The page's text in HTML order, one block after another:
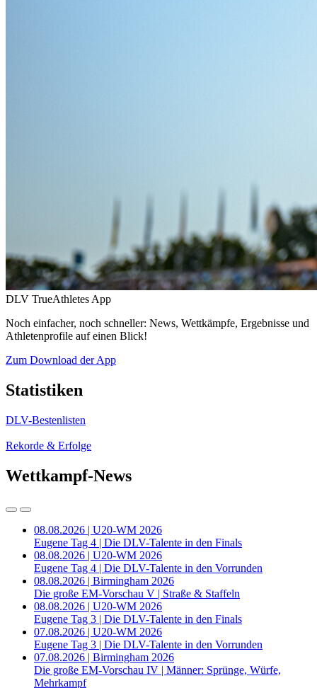
DLV TrueAthletes App
Noch einfacher, noch schneller: News, Wettkämpfe, Ergebnisse und
Athletenprofile auf einen Blick!
Zum Download der App
Statistiken
DLV-Bestenlisten
Rekorde & Erfolge
Wettkampf-News
08.08.2026 | U20-WM 2026
Eugene Tag 4 | Die DLV-Talente in den Finals
08.08.2026 | U20-WM 2026
Eugene Tag 4 | Die DLV-Talente in den Vorrunden
08.08.2026 | Birmingham 2026
Die große EM-Vorschau V | Straße & Staffeln
08.08.2026 | U20-WM 2026
Eugene Tag 3 | Die DLV-Talente in den Finals
07.08.2026 | U20-WM 2026
Eugene Tag 3 | Die DLV-Talente in den Vorrunden
07.08.2026 | Birmingham 2026
Die große EM-Vorschau IV | Männer: Sprünge, Würfe,
Mehrkampf